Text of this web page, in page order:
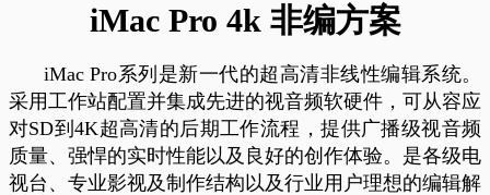
iMac Pro 4k 非编方案
iMac Pro系列是新一代的超高清非线性编辑系统。
采用工作站配置并集成先进的视音频软硬件，可从容应
对SD到4K超高清的后期工作流程，提供广播级视音频
质量、强悍的实时性能以及良好的创作体验。是各级电
视台、专业影视及制作结构以及行业用户理想的编辑解